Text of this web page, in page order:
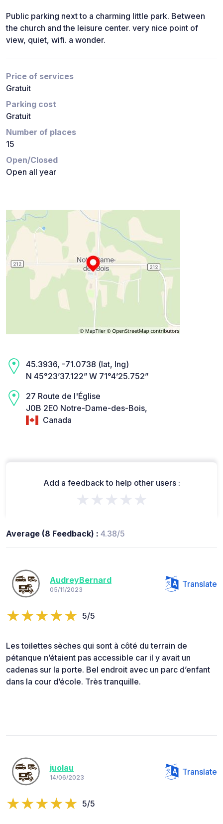
Public parking next to a charming little park. Between
the church and the leisure center. very nice point of
view, quiet, wifi. a wonder.
Price of services
Gratuit
Parking cost
Gratuit
Number of places
15
Open/Closed
Open all year
45.3936, -71.0738 (lat, lng)
N 45°23’37.122” W 71°4’25.752”
27 Route de l'Église
J0B 2E0 Notre-Dame-des-Bois,
Canada
Add a feedback to help other users :
★★★★★
Average (8 Feedback) : 4.38/5
AudreyBernard
05/11/2023
Translate
5/5
Les toilettes sèches qui sont à côté du terrain de
pétanque n’étaient pas accessible car il y avait un
cadenas sur la porte. Bel endroit avec un parc d’enfant
dans la cour d’école. Très tranquille.
juolau
14/06/2023
Translate
5/5